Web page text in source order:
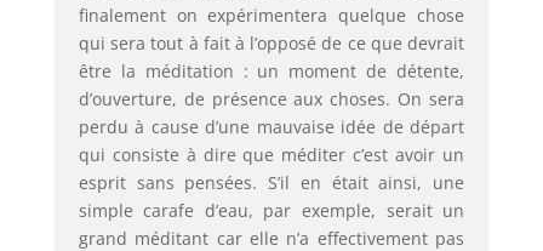
finalement on expérimentera quelque chose
qui sera tout à fait à l’opposé de ce que devrait
être la méditation : un moment de détente,
d’ouverture, de présence aux choses. On sera
perdu à cause d’une mauvaise idée de départ
qui consiste à dire que méditer c’est avoir un
esprit sans pensées. S’il en était ainsi, une
simple carafe d’eau, par exemple, serait un
grand méditant car elle n’a effectivement pas